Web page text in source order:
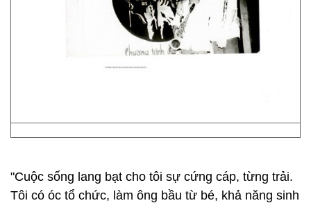
"Cuộc sống lang bạt cho tôi sự cứng cáp, từng trải.
Tôi có óc tổ chức, làm ông bầu từ bé, khả năng sinh